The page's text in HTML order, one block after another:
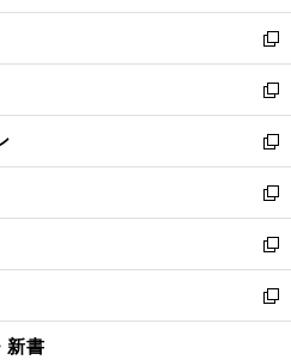
開
く
ウ
で
開
く
ン
ド
ウ
で
開
く
新
し
い
ウ
ィ
ン
ド
ウ
で
開
く
新
し
い
ウ
ィ
ン
ド
ウ
で
開
新
し
い
ウ
ィ
ン
ド
ウ
新
し
い
ウ
ィ
ン
新
し
い
ウ
新
し
新書